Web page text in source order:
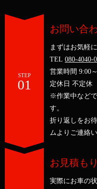
STEP
01
お問い合
まずはお気軽
TEL 080-4040-
営業時間 9:00
定休日 不定休
※作業中など
す。
折り返しをお
ムよりご連絡
お見積もり
実際にお車の